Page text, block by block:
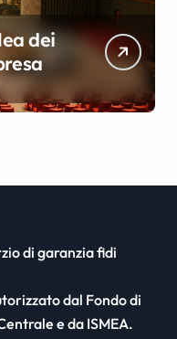
dei
di garanzia fidi
dal Fondo di
e da ISMEA.